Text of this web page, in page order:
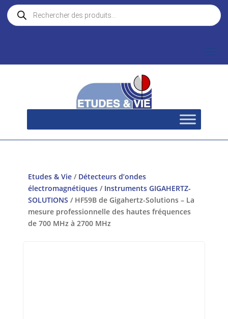
Recherche
de
produits
Etudes & Vie/ Détecteurs d’ondes
électromagnétiques/ Instruments GIGAHERTZ-
SOLUTIONS / HF59B de Gigahertz-Solutions – La
mesure professionnelle des hautes fréquences
de 700 MHz à 2700 MHz